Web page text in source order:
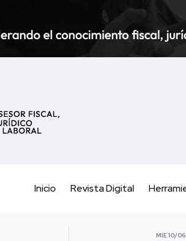
Inicio Revista Digital
MIE 10/06